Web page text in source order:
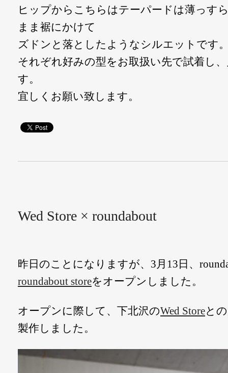
ヒップからこちらはテーパードは薄っす
まま裾にかけて
ズドンと落としたようなシルエットです
それぞれ好みの型をお取扱い先で試着し
す。
宜しくお願い致します。
Wed Store × roundabout
昨日のことになりますが、3月13日、
roundabout storeをオープンしました。
オープンに際して、下北沢のWed Storeと
製作しました。